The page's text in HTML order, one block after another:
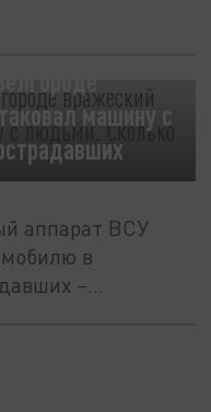
машину с
аппарат ВСУ
в
–...